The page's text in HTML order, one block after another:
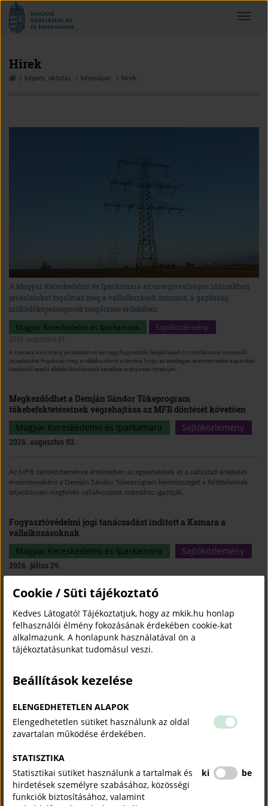
Magyar
Kereskedelmi
és
Toggle
Hírek
képzés, oktatás kézműipar hírek
A Magyar Kereskedelmi és Iparkamara az energiaválságos időszakban
javaslatokat fogalmaz meg a vállalkozások számára, a gazdaság
működőképességének megőrzése érdekében
Magyar Kereskedelmi és Iparkamara Sajtóközlemény
2026. augusztus 01.
A Kamara a kormány javaslataihoz és nagyfogyasztók felajánlásaihoz csatlakozva, összesítő
javaslatokat fogalmaz meg a vállalkozások számára, hogy az esetleges áramtermelési kapacitás-
kiesésből eredő ellátási kockázatok kezelése arányosan történjen.
Megkezdődhet a Demján Sándor Tőkeprogram
tőkebefektetéseinek végrehajtása az MFB döntését követően
Magyar Kereskedelmi és Iparkamara
Sajtóközlemény
2026. augusztus 03.
Az MFB sajtóközleménye értelmében az egyeztetések és a pályázati értékelés
eredményeként a Demján Sándor Tőkeprogram keretösszegét a feltételeknek
teljeskörűen megfelelő vállalkozások számához igazítják.
Fogyasztóvédelmi jogi tanácsadást indított a Kamara a
vállalkozásoknak
Magyar Kereskedelmi és Iparkamara
Sajtóközlemény
2026. július 29.
A Kamara fogyasztóvédelmi jogi tanácsadással segít a kis- és
ahhoz, hogy a cégek hatékonyan feleljenek meg a gyorsan változó
fogyasztóvédelmi előírásoknak.
„Az iskolapadtól az első munkahelyig": tehetséggondozó
Magyar Kereskedelmi és Iparkamara
A Kamara új társadalmi felelősségvállalási programja, „Az iskolapadtól az első
munkahelyig" tehetséges, de hátrányos helyzetű fiatalokat kísér végig pályájuk
Megalakult az MKIK Szubszaharai Afrika Bizottsága
Külgazdaság
2026. július 27.
Cookie / Süti tájékoztató
Kedves Látogató! Tájékoztatjuk, hogy az mkik.hu honlap
felhasználói élmény fokozásának érdekében cookie-kat
alkalmazunk. A honlapunk használatával ön a
tájékoztatásunkat tudomásul veszi.
Beállítások kezelése
ELENGEDHETETLEN ALAPOK
Elengedhetetlen sütiket használunk az oldal
zavartalan működése érdekében.
STATISZTIKA
Statisztikai sütiket használunk a tartalmak és
hirdetések személyre szabásához, közösségi
funkciók biztosításához, valamint
ki be